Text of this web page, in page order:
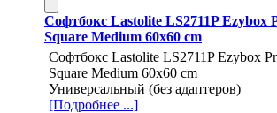
Софтбокс Lastolite LS2711P Ezybox
Square Medium 60x60 cm
Софтбокс Lastolite LS2711P Ezybox
Square Medium 60x60 cm
Универсальный (без адаптеров)
[Подробнее ...]